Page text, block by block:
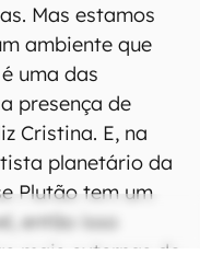
Mas estamos
ambiente que
uma das
presença de
Cristina. E, na
planetário da
Plutão tem um
então isso
mais externas do